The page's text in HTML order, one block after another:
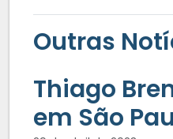
Outras
Thiago
em São